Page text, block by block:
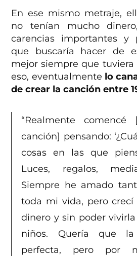
En ese mismo metraje,
no tenían mucho
carencias importantes y
que buscaría hacer de
mejor siempre que tuviera
eso, eventualmente lo
de crear la canción entre
“Realmente
canción] pensando:
cosas en las que
Luces, regalos,
Siempre he amado
toda mi vida, pero
dinero y sin poder
niños. Quería que
perfecta, pero por